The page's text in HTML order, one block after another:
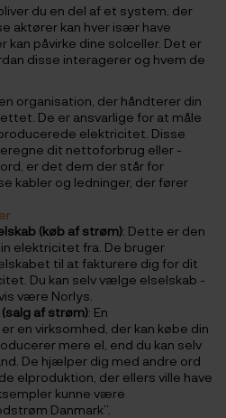
du en del af et system, der
aktører kan hver især have
kan påvirke dine solceller. Det er
disse interagerer og hvem de
organisation, der håndterer din
De er ansvarlige for at måle
elektricitet. Disse
dit nettoforbrug eller -
er det dem der står for
kabler og ledninger, der fører
(køb af strøm): Dette er den
elektricitet fra. De bruger
til at fakturere dig for dit
Du kan selv vælge elselskab -
være Norlys.
af strøm): En
en virksomhed, der kan købe din
mere el, end du kan selv
De hjælper dig med andre ord
elproduktion, der ellers ville have
kunne være
Danmark”.